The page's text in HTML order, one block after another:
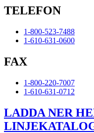
TELEFON
1-800-523-7488
1-610-631-0600
FAX
1-800-220-7007
1-610-631-0712
LADDA NER